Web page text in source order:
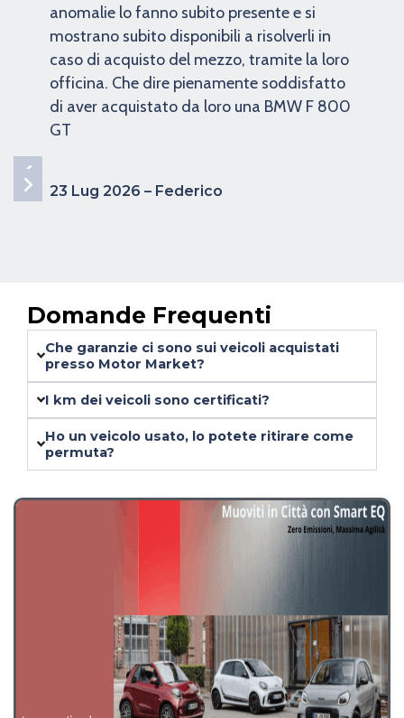
23 Lug 2026 – Federico
anomalie lo fanno subito presente e si
mostrano subito disponibili a risolverli in
caso di acquisto del mezzo, tramite la loro
officina. Che dire pienamente soddisfatto
di aver acquistato da loro una BMW F 800
GT
Domande Frequenti
Che garanzie ci sono sui veicoli acquistati
presso Motor Market?
I km dei veicoli sono certificati?
Ho un veicolo usato, lo potete ritirare come
permuta?